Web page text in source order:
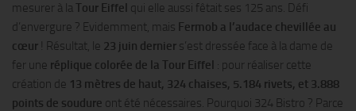
mesurer à laTour Eiffel qui elle aussi fêtait ses 125 ans. Défi
d’envergure ? Evidemment, mais Fermob a l’audace chevillée au
cœur ! Résultat, le 23 juin dernier s’est dressée face à la dame de
fer une réplique colorée de la Tour Eiffel : pour réaliser cette
création de 13 mètres de haut, 324 chaises, 5.184 rivets, et 3.888
points de soudure ont été nécessaires. Pourquoi 324 Bistro ? Parce